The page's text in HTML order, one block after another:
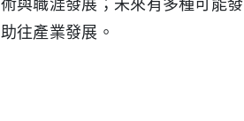
與職涯發展；未來有多種可能發
往產業發展。